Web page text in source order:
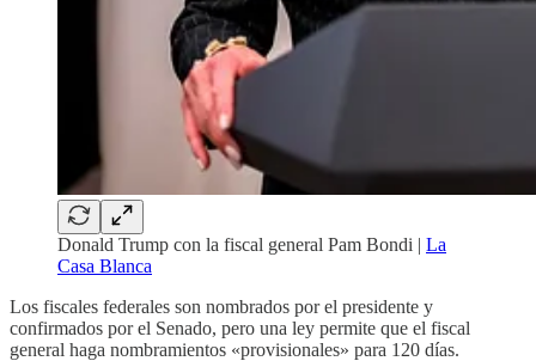
Donald Trump con la fiscal general Pam Bondi | La
Casa Blanca
Los fiscales federales son nombrados por el presidente y
confirmados por el Senado, pero una ley permite que el fiscal
general haga nombramientos «provisionales» para 120 días.